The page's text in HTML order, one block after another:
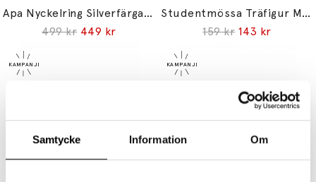
Samtycke Information Om
Apa Nyckelring Silverfärgad Svart Läder/Teak/Limba
499 kr 449 kr
Studentmössa Träfigur Mini Blå
159 kr 143 kr